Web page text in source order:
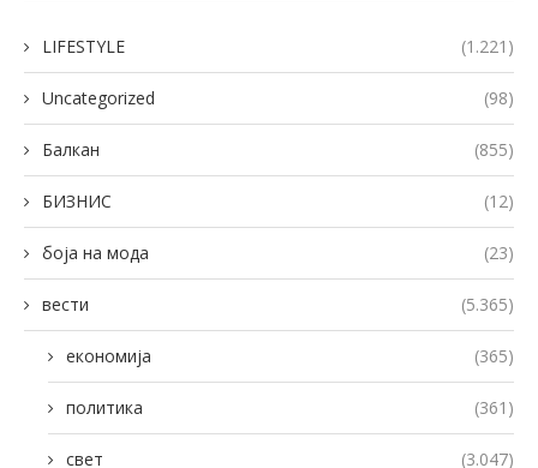
LIFESTYLE (1.221)
Uncategorized (98)
Балкан (855)
БИЗНИС (12)
боја на мода (23)
вести (5.365)
економија (365)
политика (361)
свет (3.047)